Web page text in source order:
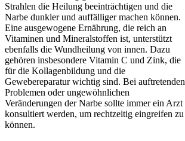
Strahlen die Heilung beeinträchtigen und die
Narbe dunkler und auffälliger machen können.
Eine ausgewogene Ernährung, die reich an
Vitaminen und Mineralstoffen ist, unterstützt
ebenfalls die Wundheilung von innen. Dazu
gehören insbesondere Vitamin C und Zink, die
für die Kollagenbildung und die
Gewebereparatur wichtig sind. Bei auftretenden
Problemen oder ungewöhnlichen
Veränderungen der Narbe sollte immer ein Arzt
konsultiert werden, um rechtzeitig eingreifen zu
können.